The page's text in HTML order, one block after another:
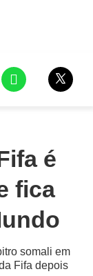
é
fica
somali em
Fifa depois